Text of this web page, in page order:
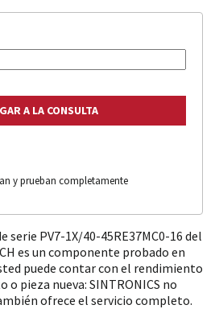
y prueban completamente
serie PV7-1X/40-45RE37MC0-16 del
es un componente probado en
puede contar con el rendimiento
o pieza nueva: SINTRONICS no
ofrece el servicio completo.